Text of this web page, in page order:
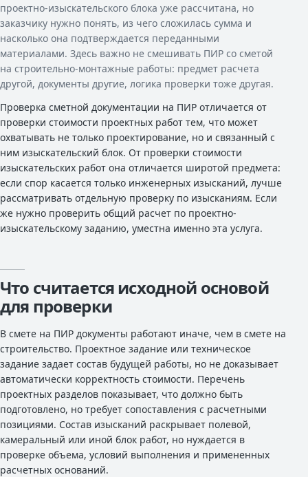
проектно-изыскательского блока уже рассчитана, но
заказчику нужно понять, из чего сложилась сумма и
насколько она подтверждается переданными
материалами. Здесь важно не смешивать ПИР со сметой
на строительно-монтажные работы: предмет расчета
другой, документы другие, логика проверки тоже другая.
Проверка сметной документации на ПИР отличается от
проверки стоимости проектных работ тем, что может
охватывать не только проектирование, но и связанный с
ним изыскательский блок. От проверки стоимости
изыскательских работ она отличается широтой предмета:
если спор касается только инженерных изысканий, лучше
рассматривать отдельную проверку по изысканиям. Если
же нужно проверить общий расчет по проектно-
изыскательскому заданию, уместна именно эта услуга.
Что считается исходной основой
для проверки
В смете на ПИР документы работают иначе, чем в смете на
строительство. Проектное задание или техническое
задание задает состав будущей работы, но не доказывает
автоматически корректность стоимости. Перечень
проектных разделов показывает, что должно быть
подготовлено, но требует сопоставления с расчетными
позициями. Состав изысканий раскрывает полевой,
камеральный или иной блок работ, но нуждается в
проверке объема, условий выполнения и примененных
расчетных оснований.